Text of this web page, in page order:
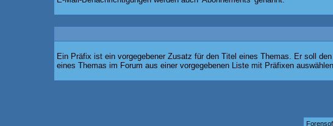
Ein Präfix ist ein vorgegebener Zusatz für den Titel eines Themas. Er soll
eines Themas im Forum aus einer vorgegebenen Liste mit Präfixen